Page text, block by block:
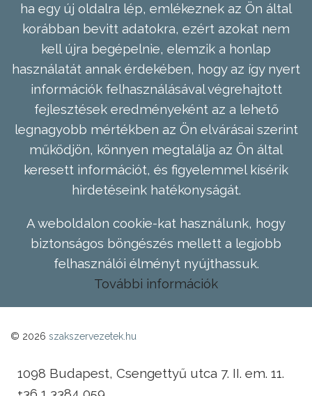
ha egy új oldalra lép, emlékeznek az Ön által
korábban bevitt adatokra, ezért azokat nem
kell újra begépelnie, elemzik a honlap
használatát annak érdekében, hogy az így nyert
információk felhasználásával végrehajtott
fejlesztések eredményeként az a lehető
legnagyobb mértékben az Ön elvárásai szerint
működjön, könnyen megtalálja az Ön által
keresett információt, és figyelemmel kísérik
hirdetéseink hatékonyságát.
A weboldalon cookie-kat használunk, hogy
biztonságos böngészés mellett a legjobb
felhasználói élményt nyújthassuk.
További információk
© 2026 szakszervezetek.hu
1098 Budapest, Csengettyű utca 7. II. em. 11.